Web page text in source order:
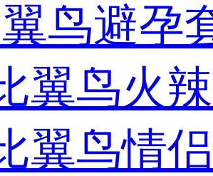
鸟避孕
翼鸟火
翼鸟情